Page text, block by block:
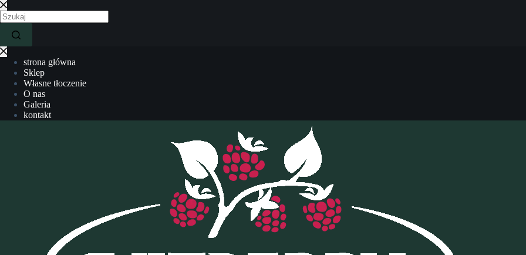
strona główna
Sklep
Własne tłoczenie
O nas
Galeria
kontakt